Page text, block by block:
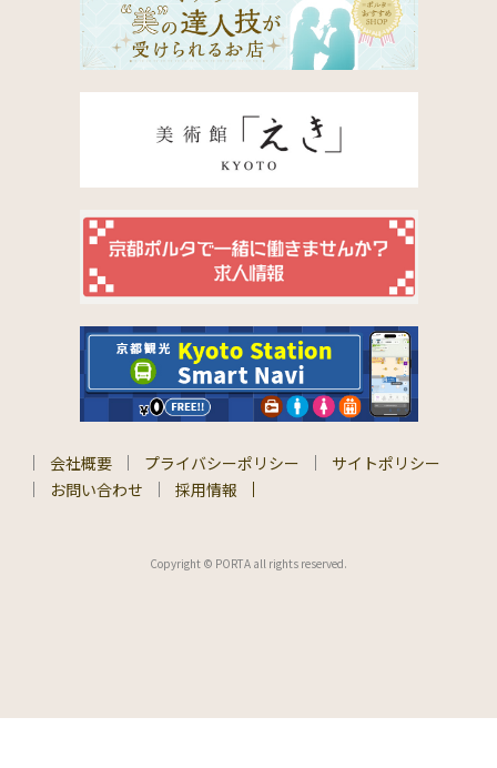
会社概要 プライバシーポリシー
サイトポリシー
お問い合わせ
採用情報
Copyright © PORTA all rights reserved.